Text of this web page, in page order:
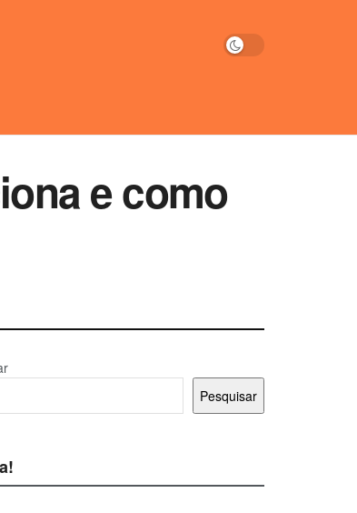
e como
Pesquisar